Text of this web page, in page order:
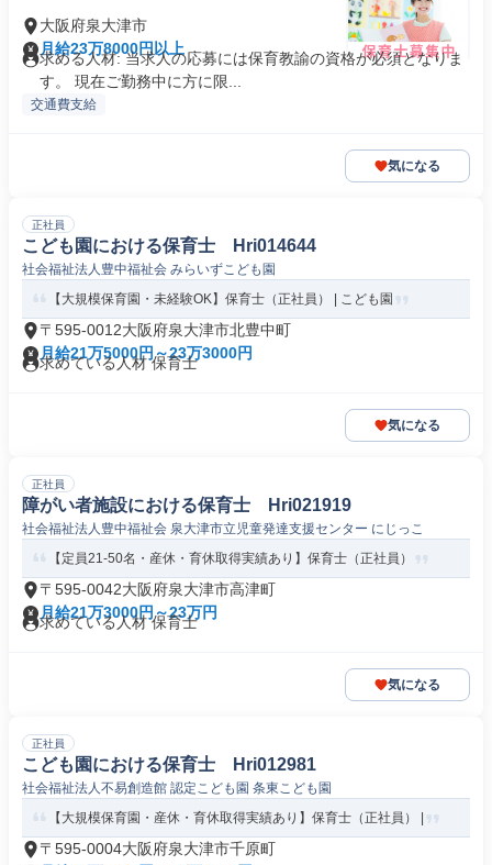
大阪府泉大津市
月給23万8000円以上
求める人材: 当求人の応募には保育教諭の資格が必須となりま
す。 現在ご勤務中に方に限...
交通費支給
気になる
正社員
こども園における保育士 Hri014644
社会福祉法人豊中福祉会 みらいずこども園
【大規模保育園・未経験OK】保育士（正社員） | こども園
〒595-0012大阪府泉大津市北豊中町
月給21万5000円～23万3000円
求めている人材 保育士
気になる
正社員
障がい者施設における保育士 Hri021919
社会福祉法人豊中福祉会 泉大津市立児童発達支援センター にじっこ
【定員21-50名・産休・育休取得実績あり】保育士（正社員）
〒595-0042大阪府泉大津市高津町
月給21万3000円～23万円
求めている人材 保育士
気になる
正社員
こども園における保育士 Hri012981
社会福祉法人不易創造館 認定こども園 条東こども園
【大規模保育園・産休・育休取得実績あり】保育士（正社員） |
〒595-0004大阪府泉大津市千原町